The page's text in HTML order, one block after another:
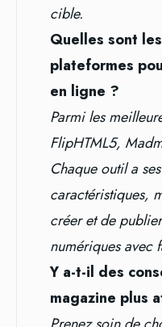
cible.
Quelles sont
plateformes
en ligne ?
Parmi les
FlipHTML5,
Chaque outil a
caractéristiques,
créer et de
numériques avec
Y a-t-il des
magazine plus